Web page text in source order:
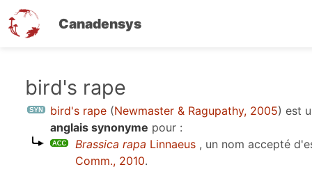
Canadensys
contenu
bird's rape
bird's rape (Newmaster & Ragupathy, 2005) est
anglais synonyme pour :
Brassica rapa Linnaeus , un nom accepté
Comm., 2010.